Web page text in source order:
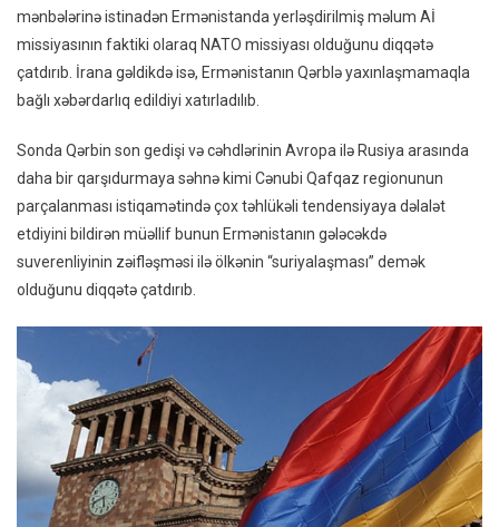
mənbələrinə istinadən Ermənistanda yerləşdirilmiş məlum Aİ
missiyasının faktiki olaraq NATO missiyası olduğunu diqqətə
çatdırıb. İrana gəldikdə isə, Ermənistanın Qərblə yaxınlaşmamaqla
bağlı xəbərdarlıq edildiyi xatırladılıb.
Sonda Qərbin son gedişi və cəhdlərinin Avropa ilə Rusiya arasında
daha bir qarşıdurmaya səhnə kimi Cənubi Qafqaz regionunun
parçalanması istiqamətində çox təhlükəli tendensiyaya dəlalət
etdiyini bildirən müəllif bunun Ermənistanın gələcəkdə
suverenliyinin zəifləşməsi ilə ölkənin “suriyalaşması” demək
olduğunu diqqətə çatdırıb.